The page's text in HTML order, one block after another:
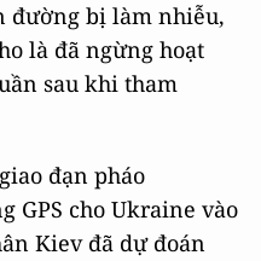
đường bị làm nhiễu,
là đã ngừng hoạt
sau khi tham
đạn pháo
GPS cho Ukraine vào
Kiev đã dự đoán